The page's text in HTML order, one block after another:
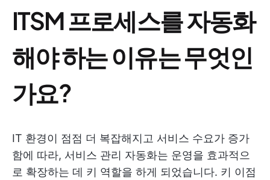
ITSM 프로세스를 자동화
해야 하는 이유는 무엇인
가요?
IT 환경이 점점 더 복잡해지고 서비스 수요가 증가
함에 따라, 서비스 관리 자동화는 운영을 효과적으
로 확장하는 데 키 역할을 하게 되었습니다. 키 이점